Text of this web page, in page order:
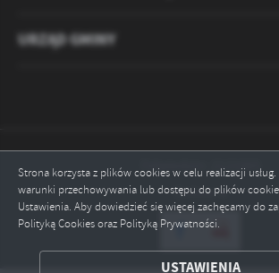
Strona korzysta z plików cookies w celu realizacji usług.
warunki przechowywania lub dostępu do plików
Ustawienia. Aby dowiedzieć się więcej zachęcamy do
Polityką Cookies oraz Polityką Prywatności.
USTAWIENIA
URZĄD GMINY
Odwiedzin: 2121065
Online: 6